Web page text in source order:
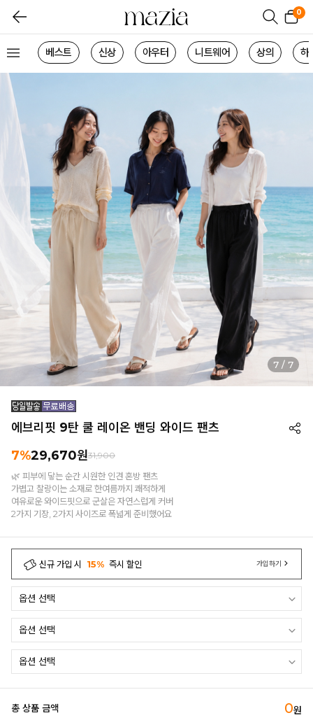
0
베스트 신상 아우터 니트웨어 상의 하
1 / 7
에브리핏 9탄 쿨 레이온 밴딩 와이드 팬츠
7%29,670원31,900
🌿 피부에 닿는 순간 시원한 인견 혼방 팬츠
가볍고 찰랑이는 소재로 한여름까지 쾌적하게
여유로운 와이드핏으로 군살은 자연스럽게 커버
2가지 기장, 2가지 사이즈로 폭넓게 준비했어요
신규 가입 시 15% 즉시 할인 가입하기
총 상품 금액 0원